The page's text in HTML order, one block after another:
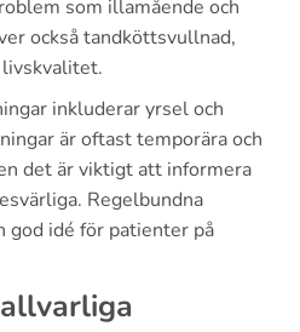
som illamående och
också tandköttsvullnad,
inkluderar yrsel och
är oftast temporära och
det är viktigt att informera
Regelbundna
god idé för patienter på